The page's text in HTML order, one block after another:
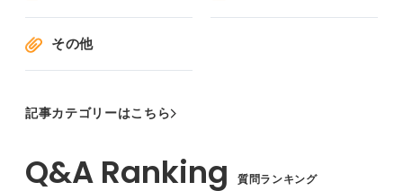
その他
記事カテゴリーはこちら
質問ランキング